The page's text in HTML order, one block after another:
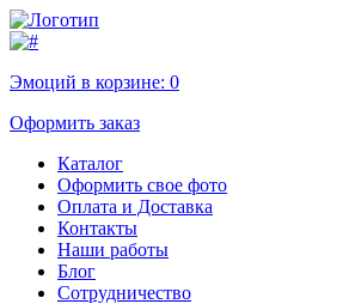
Эмоций в корзине: 0
Оформить заказ
Каталог
Оформить свое фото
Оплата и Доставка
Контакты
Наши работы
Блог
Сотрудничество